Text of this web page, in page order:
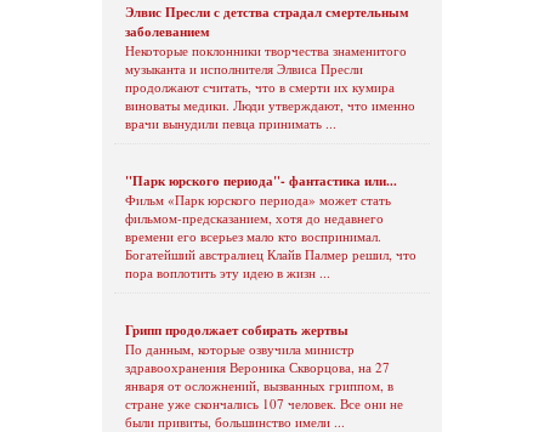
Элвис Пресли с детства страдал смертельным
заболеванием
Некоторые поклонники творчества знаменитого
музыканта и исполнителя Элвиса Пресли
продолжают считать, что в смерти их кумира
виноваты медики. Люди утверждают, что именно
врачи вынудили певца принимать ...
"Парк юрского периода"- фантастика или...
Фильм «Парк юрского периода» может стать
фильмом-предсказанием, хотя до недавнего
времени его всерьез мало кто воспринимал.
Богатейший австралиец Клайв Палмер решил, что
пора воплотить эту идею в жизн ...
Грипп продолжает собирать жертвы
По данным, которые озвучила министр
здравоохранения Вероника Скворцова, на 27
января от осложнений, вызванных гриппом, в
стране уже скончались 107 человек. Все они не
были привиты, большинство имели ...